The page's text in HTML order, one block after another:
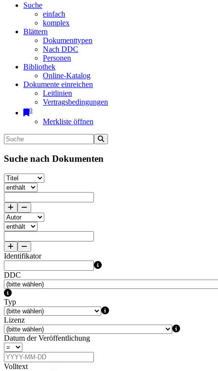
Suche
einfach
komplex
Blättern
Dokumenttypen
Nach DDC
Personen
Bibliothek
Online-Katalog
Dokumente einreichen
Leitlinien
Vertragsbedingungen
0
Merkliste öffnen
Suche nach Dokumenten
Identifikator
DDC
Typ
Lizenz
Datum der Veröffentlichung
Volltext